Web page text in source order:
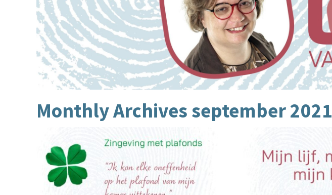
Monthly Archives september 2021